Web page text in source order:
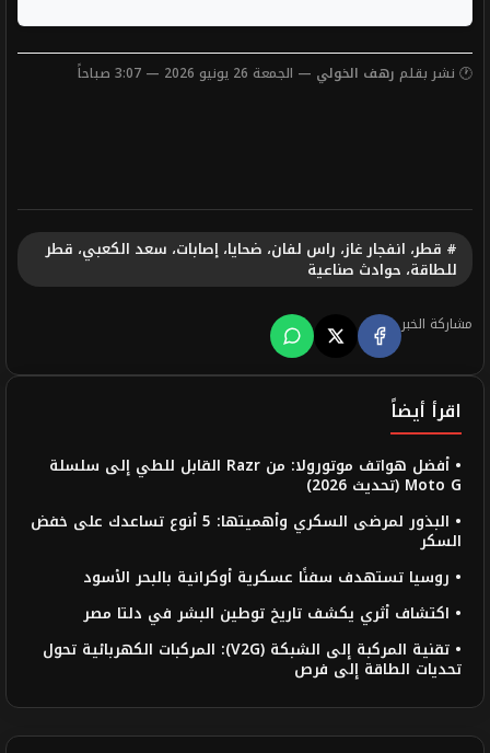
🕐 نشر بقلم رهف الخولي — الجمعة 26 يونيو 2026 — 3:07 صباحاً
# قطر، انفجار غاز، راس لفان، ضحايا، إصابات، سعد الكعبي، قطر
للطاقة، حوادث صناعية
مشاركة الخبر
اقرأ أيضاً
• أفضل هواتف موتورولا: من Razr القابل للطي إلى سلسلة
Moto G (تحديث 2026)
• البذور لمرضى السكري وأهميتها: 5 أنوع تساعدك على خفض
السكر
• روسيا تستهدف سفنًا عسكرية أوكرانية بالبحر الأسود
• اكتشاف أثري يكشف تاريخ توطين البشر في دلتا مصر
• تقنية المركبة إلى الشبكة (V2G): المركبات الكهربائية تحول
تحديات الطاقة إلى فرص